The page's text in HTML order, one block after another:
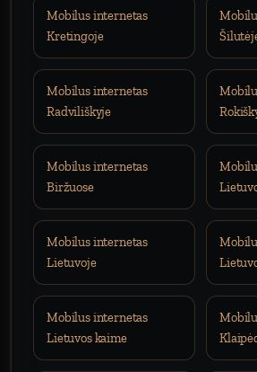
Mobilus internetas
Kretingoje
Mobilus internetas
Radviliškyje
Mobilus internetas
Biržuose
Mobilus internetas
Lietuvoje
Mobilus internetas
Lietuvos kaime